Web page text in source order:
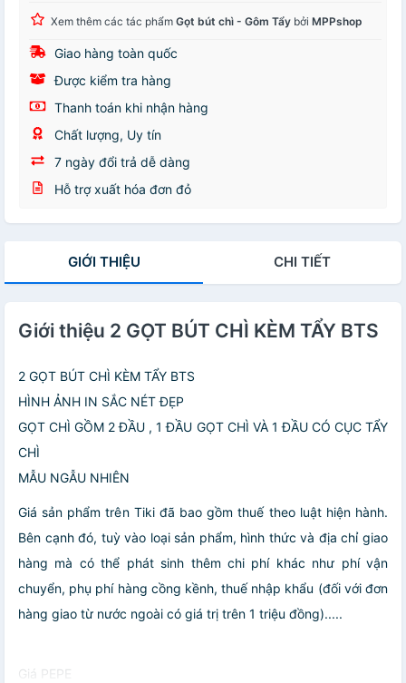
Xem thêm các tác phẩm Gọt bút chì - Gôm Tẩy bởi MPPshop
Giao hàng toàn quốc
Được kiểm tra hàng
Thanh toán khi nhận hàng
Chất lượng, Uy tín
7 ngày đổi trả dễ dàng
Hỗ trợ xuất hóa đơn đỏ
GIỚI THIỆU CHI TIẾT
Giới thiệu 2 GỌT BÚT CHÌ KÈM TẨY BTS
2 GỌT BÚT CHÌ KÈM TẨY BTS
HÌNH ẢNH IN SẮC NÉT ĐẸP
GỌT CHÌ GỒM 2 ĐẦU , 1 ĐẦU GỌT CHÌ VÀ 1 ĐẦU CÓ CỤC TẨY
CHÌ
MẪU NGẪU NHIÊN
Giá sản phẩm trên Tiki đã bao gồm thuế theo luật hiện hành.
Bên cạnh đó, tuỳ vào loại sản phẩm, hình thức và địa chỉ giao
hàng mà có thể phát sinh thêm chi phí khác như phí vận
chuyển, phụ phí hàng cồng kềnh, thuế nhập khẩu (đối với đơn
hàng giao từ nước ngoài có giá trị trên 1 triệu đồng).....
Giá PEPE